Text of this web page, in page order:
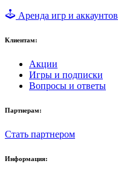
Аренда игр и аккаунтов
Клиентам:
Акции
Игры и подписки
Вопросы и ответы
Партнерам:
Стать партнером
Информация: